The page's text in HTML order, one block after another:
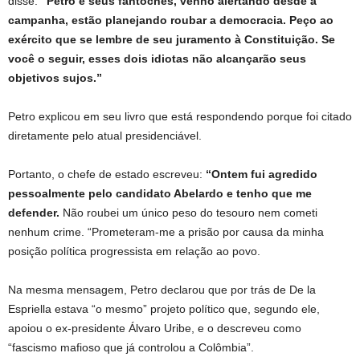
campanha, estão planejando roubar a democracia. Peço ao
exército que se lembre de seu juramento à Constituição. Se
você o seguir, esses dois idiotas não alcançarão seus
objetivos sujos.”
Petro explicou em seu livro que está respondendo porque foi citado
diretamente pelo atual presidenciável.
Portanto, o chefe de estado escreveu: “Ontem fui agredido
pessoalmente pelo candidato Abelardo e tenho que me
defender. Não roubei um único peso do tesouro nem cometi
nenhum crime. “Prometeram-me a prisão por causa da minha
posição política progressista em relação ao povo.
Na mesma mensagem, Petro declarou que por trás de De la
Espriella estava “o mesmo” projeto político que, segundo ele,
apoiou o ex-presidente Álvaro Uribe, e o descreveu como
“fascismo mafioso que já controlou a Colômbia”.